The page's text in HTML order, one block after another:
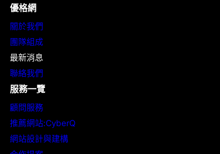
優格網
關於我們
團隊組成
最新消息
聯絡我們
服務一覽
顧問服務
推薦網站:CyberQ
網站設計與建構